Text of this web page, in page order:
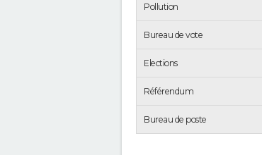
Pollution
Bureau de vote
Elections
Référendum
Bureau de poste